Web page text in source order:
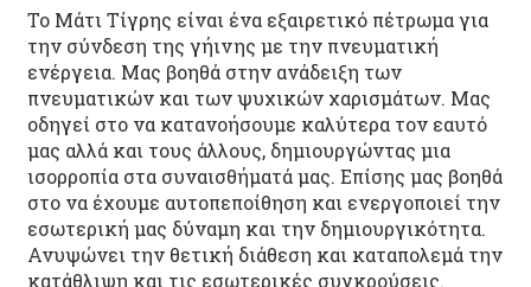
Το Μάτι Τίγρης είναι ένα εξαιρετικό πέτρωμα για
την σύνδεση της γήινης με την πνευματική
ενέργεια. Μας βοηθά στην ανάδειξη των
πνευματικών και των ψυχικών χαρισμάτων. Μας
οδηγεί στο να κατανοήσουμε καλύτερα τον εαυτό
μας αλλά και τους άλλους, δημιουργώντας μια
ισορροπία στα συναισθήματά μας. Επίσης μας βοηθά
στο να έχουμε αυτοπεποίθηση και ενεργοποιεί την
εσωτερική μας δύναμη και την δημιουργικότητα.
Ανυψώνει την θετική διάθεση και καταπολεμά την
κατάθλιψη και τις εσωτερικές συγκρούσεις.